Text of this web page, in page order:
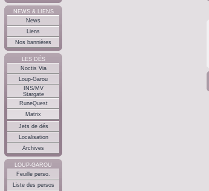
NEWS & LIENS
News
Liens
Nos bannières
LES DÉS
Noctis Via
Loup-Garou
INS/MV
Stargate
RuneQuest
Matrix
Jets de dés
Localisation
Archives
LOUP-GAROU
Feuille perso.
Liste des persos